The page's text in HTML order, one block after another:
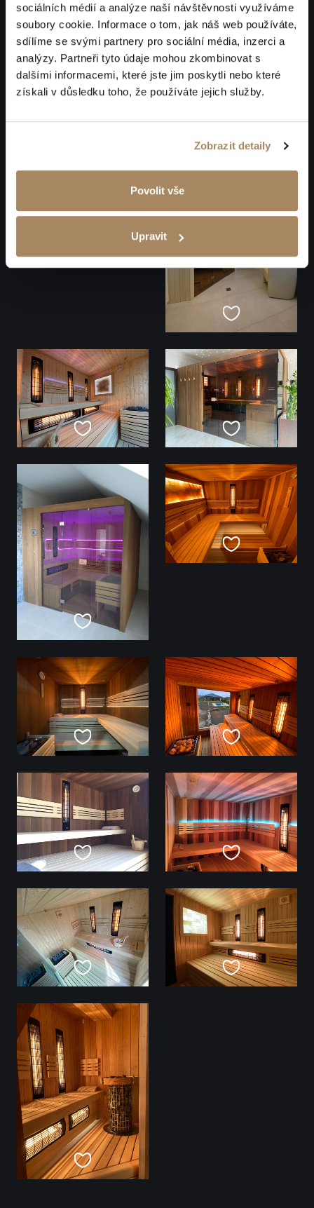
sociálních médií a analýze naší návštěvnosti využíváme
soubory cookie. Informace o tom, jak náš web používáte,
sdílíme se svými partnery pro sociální média, inzerci a
analýzy. Partneři tyto údaje mohou zkombinovat s
dalšími informacemi, které jste jim poskytli nebo které
získali v důsledku toho, že používáte jejich služby.
Zobrazit detaily
Povolit vše
Upravit